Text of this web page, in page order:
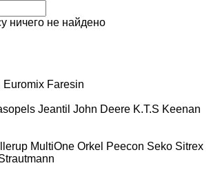
ничего не найдено
Euromix Faresin
Jeantil John Deere K.T.S Keenan
MultiOne Orkel Peecon Seko Sitrex